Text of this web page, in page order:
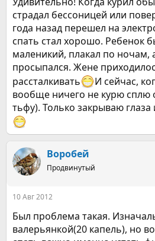
страдал бессоницей или
года назад перешел на
спать стал хорошо. Ребенок
маленикий, плакал по ночам,
просыпался. Жене
рассталкивать
И сейчас,
вообще ничего не курю сплю
тьфу). Только закрываю
Воробей
Продвинутый
10 Авг 2012
Был проблема такая.
валерьянкой(20 капель), но